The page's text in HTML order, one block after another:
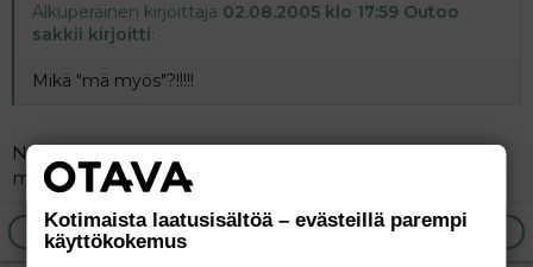
Alkuperäinen kirjoittaja 02.08.2005 klo 17:59 Outoo
sakkii kirjoitti:
Mikä "mä myös"?!!!!!
Nyt mä rekistöroidyin. Oletko masentunut ä? Laitatko
mulle viestiä, vai kummin perin?
Vastaa
Ilmoita asiaton viesti
Kotimaista laatusisältöä – evästeillä parempi
käyttökokemus